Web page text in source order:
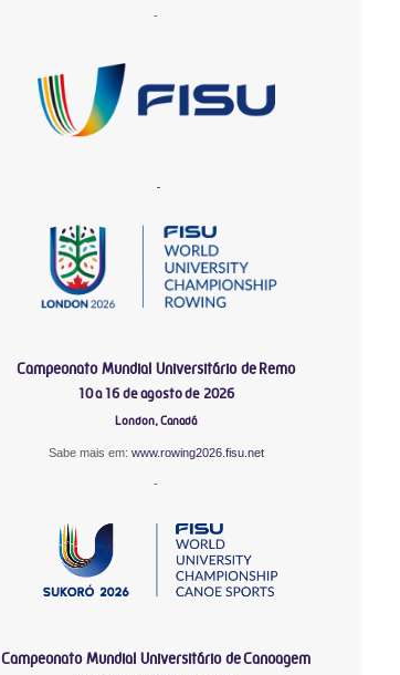
-
-
Campeonato Mundial Universitário de Remo
10 a 16 de agosto de 2026
London, Canadá
Sabe mais em: www.rowing2026.fisu.net
-
Campeonato Mundial Universitário de Canoagem